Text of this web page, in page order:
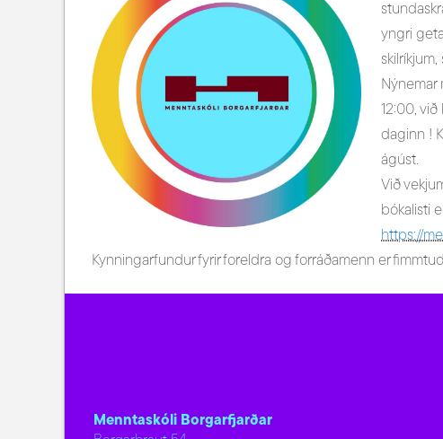
yngri
Nýnemar
12:00,
daginn !
ágúst.
Við
bókalisti
https://
Kynningarfundur fyrir foreldra og forráðamenn er
Menntaskóli Borgarfjarðar